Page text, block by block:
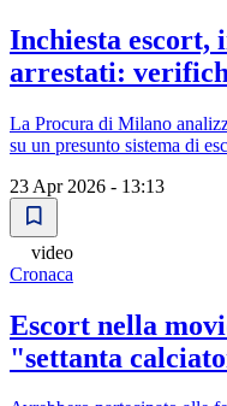
Inchiesta escort,
arrestati:
La Procura di Milano
su un presunto sistema di
23 Apr 2026 - 13:13
video
Cronaca
Escort nella
"settanta